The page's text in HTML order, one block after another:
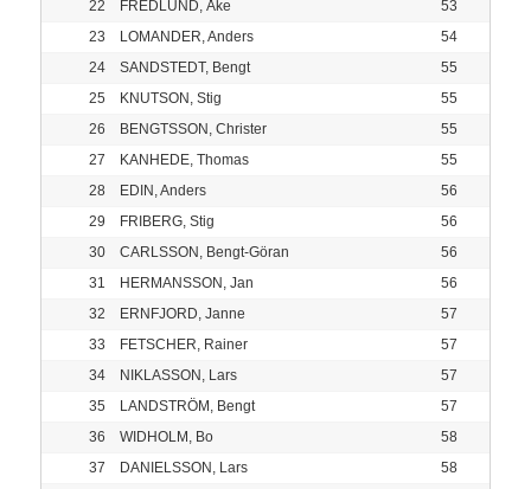
22
FREDLUND, Åke
53
23
LOMANDER, Anders
54
24
SANDSTEDT, Bengt
55
25
KNUTSON, Stig
55
26
BENGTSSON, Christer
55
27
KANHEDE, Thomas
55
28
EDIN, Anders
56
29
FRIBERG, Stig
56
30
CARLSSON, Bengt-Göran
56
31
HERMANSSON, Jan
56
32
ERNFJORD, Janne
57
33
FETSCHER, Rainer
57
34
NIKLASSON, Lars
57
35
LANDSTRÖM, Bengt
57
36
WIDHOLM, Bo
58
37
DANIELSSON, Lars
58